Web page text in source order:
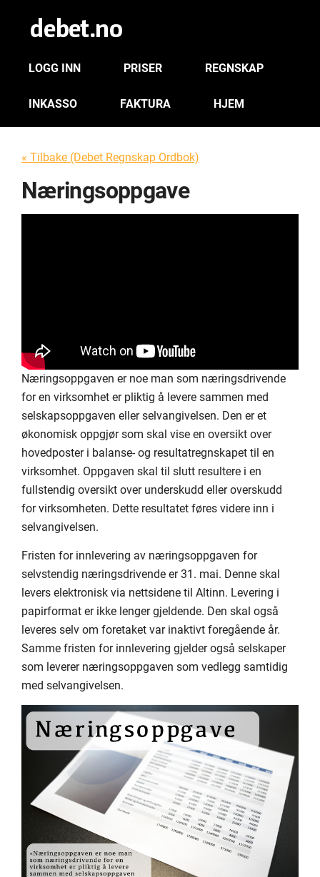
LOGG INN PRISER REGNSKAP
INKASSO FAKTURA HJEM
« Tilbake (Debet Regnskap Ordbok)
Næringsoppgave
Næringsoppgaven er noe man som næringsdrivende
for en virksomhet er pliktig å levere sammen med
selskapsoppgaven eller selvangivelsen. Den er et
økonomisk oppgjør som skal vise en oversikt over
hovedposter i balanse- og resultatregnskapet til en
virksomhet. Oppgaven skal til slutt resultere i en
fullstendig oversikt over underskudd eller overskudd
for virksomheten. Dette resultatet føres videre inn i
selvangivelsen.
Fristen for innlevering av næringsoppgaven for
selvstendig næringsdrivende er 31. mai. Denne skal
levers elektronisk via nettsidene til Altinn. Levering i
papirformat er ikke lenger gjeldende. Den skal også
leveres selv om foretaket var inaktivt foregående år.
Samme fristen for innlevering gjelder også selskaper
som leverer næringsoppgaven som vedlegg samtidig
med selvangivelsen.